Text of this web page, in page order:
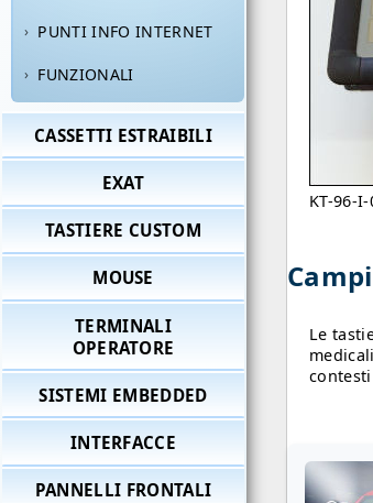
PUNTI INFO INTERNET
FUNZIONALI
CASSETTI ESTRAIBILI
EXAT
TASTIERE CUSTOM
MOUSE
TERMINALI
OPERATORE
SISTEMI EMBEDDED
INTERFACCE
PANNELLI FRONTALI
KT-96-I-
Le